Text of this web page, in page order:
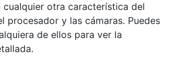
cualquier otra característica del
procesador y las cámaras. Puedes
de ellos para ver la